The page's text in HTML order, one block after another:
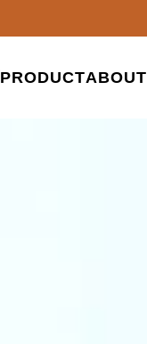
PRODUCTABOUT